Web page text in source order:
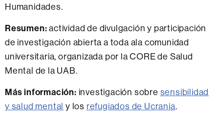
Humanidades.
Resumen:actividad de divulgación y participación
de investigación abierta a toda ala comunidad
universitaria, organizada por la CORE de Salud
Mental de la UAB.
Más información: investigación sobre sensibilidad
y salud mental y los refugiados de Ucrania.